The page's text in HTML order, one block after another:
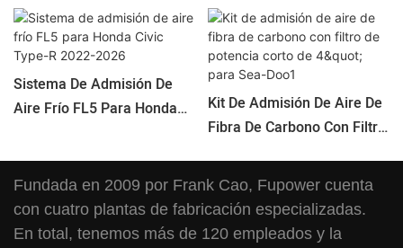
Sistema De Admisión De
Aire Frío FL5 Para Honda
Kit De Admisión De Aire De
Fibra De Carbono Con Filtro
Para Sea-Doo1
Fundada en 2009 por Frank Cao, Fupower cuenta
con cuatro plantas de fabricación especializadas.
En total, tenemos más de 120 empleados y la